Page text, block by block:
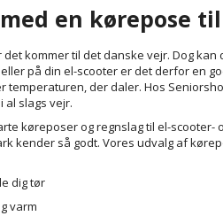
en kørepose
kommer til det danske vejr. Dog
eller på din el-scooter er det derfor en
der daler. Hos
al slags vejr.
køreposer og regnslag til el-
kender så godt. Vores udvalg af
dig tør
varm